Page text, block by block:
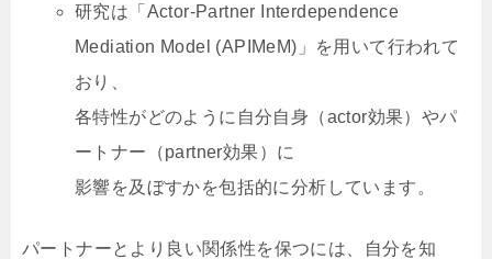
研究は「Actor-Partner Interdependence
Mediation Model (APIMeM)」を用いて行われて
おり、
各特性がどのように自分自身（actor効果）やパ
ートナー（partner効果）に
影響を及ぼすかを包括的に分析しています。
パートナーとより良い関係性を保つには、自分を知